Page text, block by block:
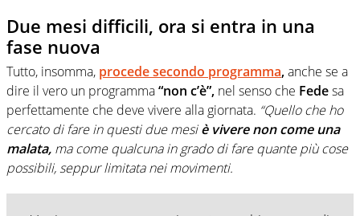
Due mesi difficili, ora si entra in una
fase nuova
Tutto, insomma, procede secondo programma,anche se a
dire il vero un programma“non c’è”, nel senso che Fedesa
perfettamente che deve vivere alla giornata. “Quello che ho
cercato di fare in questi due mesiè vivere non come una
malata, ma come qualcuna in grado di fare quante più cose
possibili, seppur limitata nei movimenti.